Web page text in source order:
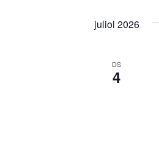
juliol 2026
DS
4